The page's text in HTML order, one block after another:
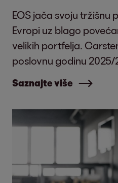
EOS jača svoju tržišnu
Evropi uz blago
velikih portfelja.
poslovnu godinu 2025/
Saznajte više